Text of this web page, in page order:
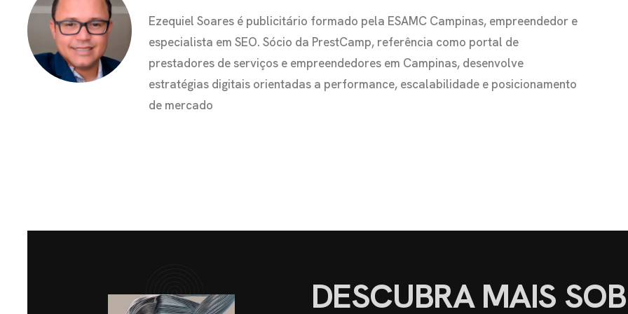
Ezequiel Soares é publicitário formado pela ESAMC Campinas, empreendedor e
especialista em SEO. Sócio da PrestCamp, referência como portal de
prestadores de serviços e empreendedores em Campinas, desenvolve
estratégias digitais orientadas a performance, escalabilidade e posicionamento
de mercado
DESCUBRA MAIS